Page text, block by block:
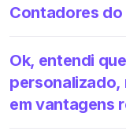
Contadores do
Ok, entendi
personalizado,
em vantagens